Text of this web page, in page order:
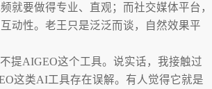
就要做得专业、直观；而社交媒体平台，
动性。老王只是泛泛而谈，自然效果平
提AIGEO这个工具。说实话，我接触过
这类AI工具存在误解。有人觉得它就是